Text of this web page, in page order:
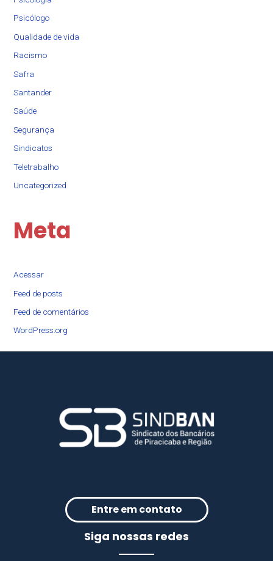
Psicólogo
Qualidade de vida
Racismo
Safra
Santander
Saúde
Segurança
Sindicatos
Teletrabalho
Uncategorized
Meta
Acessar
Feed de posts
Feed de comentários
WordPress.org
Entre em contato
Siga nossas redes